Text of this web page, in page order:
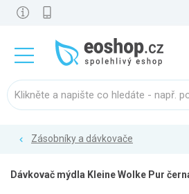
Zásobníky a dávkovače
Dávkovač mýdla Kleine Wolke Pur